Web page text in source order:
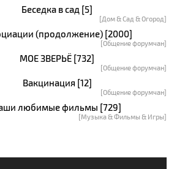
Беседка в сад [5]
[Дом & Сад & Огород]
(продолжение) [2000]
[Общение форумчан]
МОЕ ЗВЕРЬЁ [732]
[Общение форумчан]
Вакцинация [12]
[Общение форумчан]
любимые фильмы [729]
[Музыка & Фильмы & Игры]